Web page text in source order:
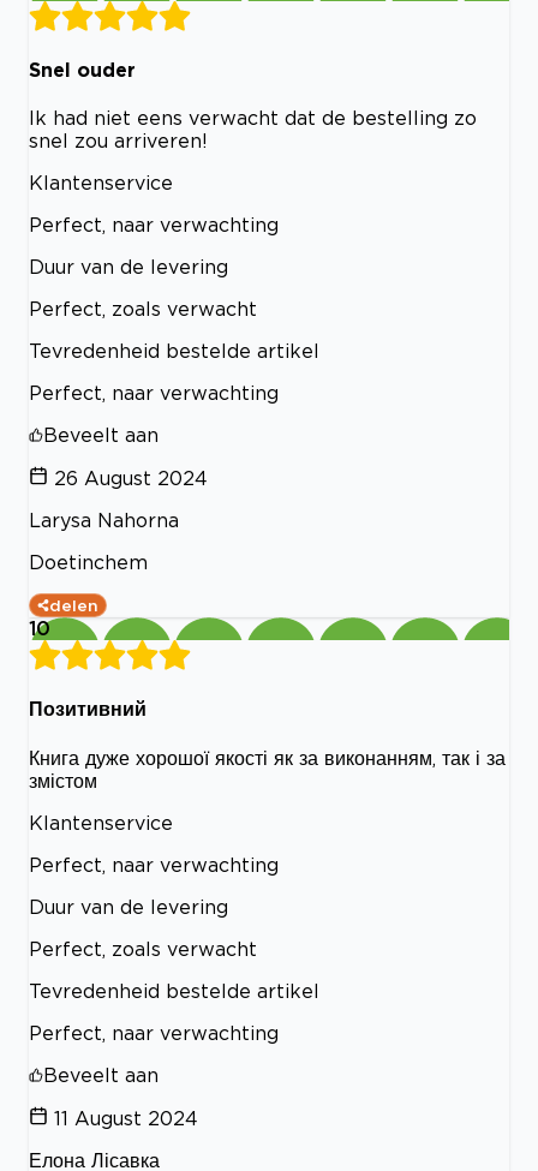
Snel ouder
Ik had niet eens verwacht dat de bestelling zo
snel zou arriveren!
Klantenservice
Perfect, naar verwachting
Duur van de levering
Perfect, zoals verwacht
Tevredenheid bestelde artikel
Perfect, naar verwachting
Beveelt aan
26 August 2024
Larysa Nahorna
Doetinchem
delen
10
Позитивний
Книга дуже хорошої якості як за виконанням, так і за
змістом
Klantenservice
Perfect, naar verwachting
Duur van de levering
Perfect, zoals verwacht
Tevredenheid bestelde artikel
Perfect, naar verwachting
Beveelt aan
11 August 2024
Елона Лісавка